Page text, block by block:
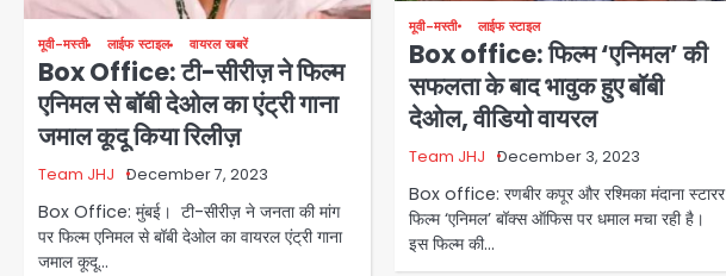
मूवी-मस्ती लाईफ स्टाइल वायरल खबरें
Box Office: टी-सीरीज़ ने फिल्म
एनिमल से बॉबी देओल का एंट्री गाना
जमाल कूदू किया रिलीज़
Team JHJ December 7, 2023
Box Office: मुंबई। टी-सीरीज़ ने जनता की मांग
पर फिल्म एनिमल से बॉबी देओल का वायरल एंट्री गाना
जमाल कूदू…
मूवी-मस्ती लाईफ स्टाइल
Box office: फिल्म ‘एनिमल’ की
सफलता के बाद भावुक हुए बॉबी
देओल, वीडियो वायरल
Team JHJ December 3, 2023
Box office: रणबीर कपूर और रश्मिका मंदाना स्टारर
फिल्म ‘एनिमल’ बॉक्स ऑफिस पर धमाल मचा रही है।
इस फिल्म की…